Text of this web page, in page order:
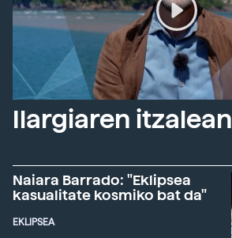
Ilargiaren itzalean
Naiara Barrado: "Eklipsea
kasualitate kosmiko bat da"
EKLIPSEA